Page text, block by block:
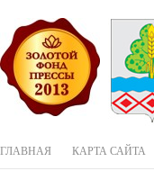
ГЛАВНАЯ КАРТА САЙТА